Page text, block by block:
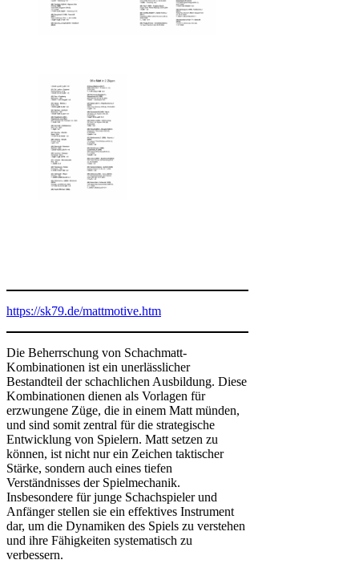
https://sk79.de/mattmotive.htm
Die Beherrschung von Schachmatt-
Kombinationen ist ein unerlässlicher
Bestandteil der schachlichen Ausbildung. Diese
Kombinationen dienen als Vorlagen für
erzwungene Züge, die in einem Matt münden,
und sind somit zentral für die strategische
Entwicklung von Spielern. Matt setzen zu
können, ist nicht nur ein Zeichen taktischer
Stärke, sondern auch eines tiefen
Verständnisses der Spielmechanik.
Insbesondere für junge Schachspieler und
Anfänger stellen sie ein effektives Instrument
dar, um die Dynamiken des Spiels zu verstehen
und ihre Fähigkeiten systematisch zu
verbessern.